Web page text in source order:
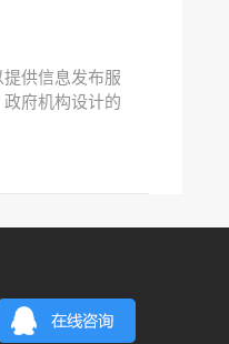
供信息发布服
府机构设计的